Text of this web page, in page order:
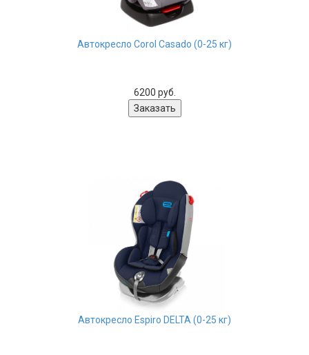
Автокресло Corol Casado (0-25 кг)
6200 руб.
Автокресло Espiro DELTA (0-25 кг)